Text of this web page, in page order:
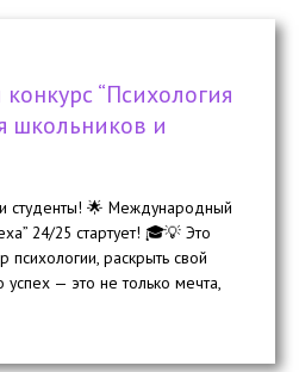
“Психология
школьников и
студенты! 🌟 Международный
24/25 стартует! 🎓💡 Это
психологии, раскрыть свой
успех — это не только мечта,